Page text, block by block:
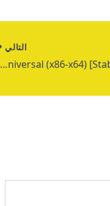
التالي
Recuva License[Activated] Universal (x86-x64) [Stable] MEGA